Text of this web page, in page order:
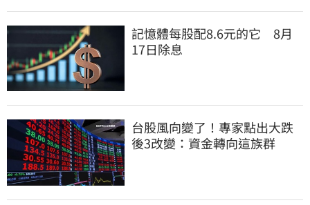
記憶體每股配8.6元的它 8月
17日除息
台股風向變了！專家點出大跌
後3改變：資金轉向這族群